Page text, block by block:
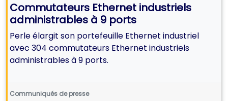
Commutateurs Ethernet industriels
administrables à 9 ports
Perle élargit son portefeuille Ethernet industriel
avec 304 commutateurs Ethernet industriels
administrables à 9 ports.
Communiqués de presse